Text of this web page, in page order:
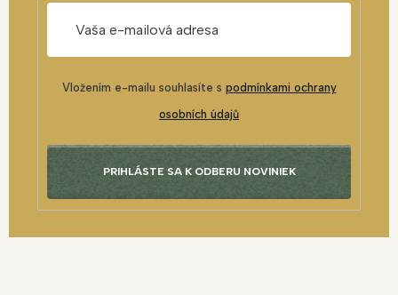
Vložením e-mailu souhlasíte s podmínkami ochrany
osobních údajů
PRIHLÁSTE SA K ODBERU NOVINIEK